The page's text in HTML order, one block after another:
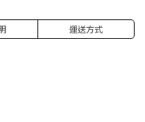
運送方式